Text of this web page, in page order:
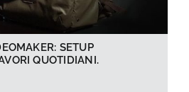
SETUP
QUOTIDIANI.